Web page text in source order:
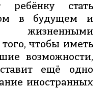
ребёнку стать
в будущем и
жизненными
чтобы иметь
возможности,
ещё одно
иностранных